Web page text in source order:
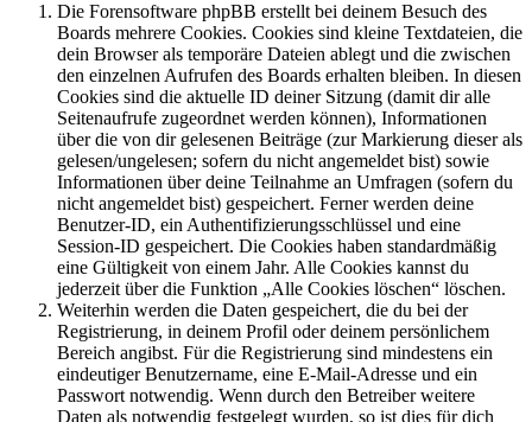
Die Forensoftware phpBB erstellt bei deinem Besuch des
Boards mehrere Cookies. Cookies sind kleine Textdateien, die
dein Browser als temporäre Dateien ablegt und die zwischen
den einzelnen Aufrufen des Boards erhalten bleiben. In diesen
Cookies sind die aktuelle ID deiner Sitzung (damit dir alle
Seitenaufrufe zugeordnet werden können), Informationen
über die von dir gelesenen Beiträge (zur Markierung dieser als
gelesen/ungelesen; sofern du nicht angemeldet bist) sowie
Informationen über deine Teilnahme an Umfragen (sofern du
nicht angemeldet bist) gespeichert. Ferner werden deine
Benutzer-ID, ein Authentifizierungsschlüssel und eine
Session-ID gespeichert. Die Cookies haben standardmäßig
eine Gültigkeit von einem Jahr. Alle Cookies kannst du
jederzeit über die Funktion „Alle Cookies löschen“ löschen.
Weiterhin werden die Daten gespeichert, die du bei der
Registrierung, in deinem Profil oder deinem persönlichem
Bereich angibst. Für die Registrierung sind mindestens ein
eindeutiger Benutzername, eine E-Mail-Adresse und ein
Passwort notwendig. Wenn durch den Betreiber weitere
Daten als notwendig festgelegt wurden, so ist dies für dich